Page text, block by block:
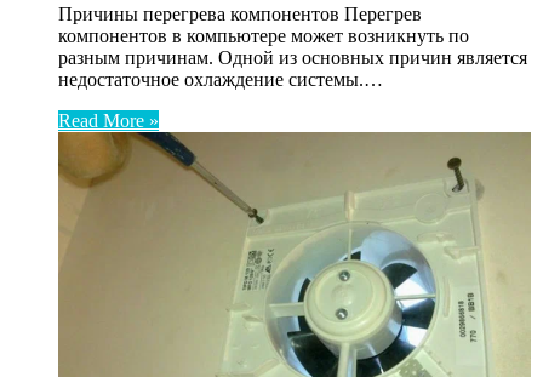
Причины перегрева компонентов Перегрев
компонентов в компьютере может возникнуть по
разным причинам. Одной из основных причин является
недостаточное охлаждение системы.…
Read More »